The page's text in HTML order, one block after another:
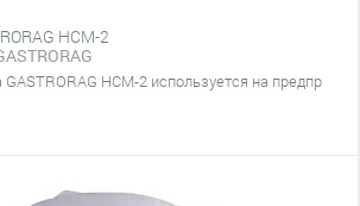
HCM-2
HCM-2 используется на предпр